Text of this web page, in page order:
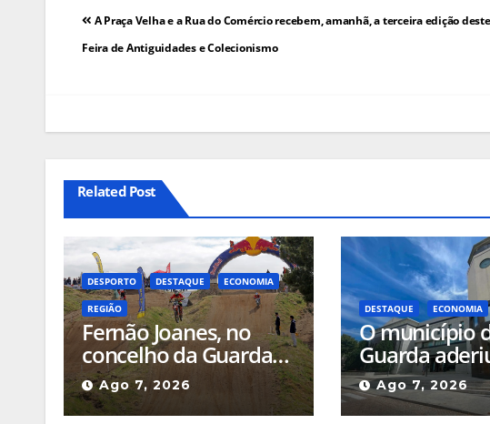
Navegação
de
A Praça Velha e a Rua do Comércio recebem, amanhã, a terceira edição
Feira de Antiguidades e Colecionismo
Related Post
DESPORTO DESTAQUE ECONOMIA
REGIÃO
Fernão Joanes, no
concelho da Guarda
recebe este sábado a
Etapa do Campeonato
Ago 7, 2026
DESTAQUE ECONOMIA
O município
Guarda
associação
para
Ago 7, 2026